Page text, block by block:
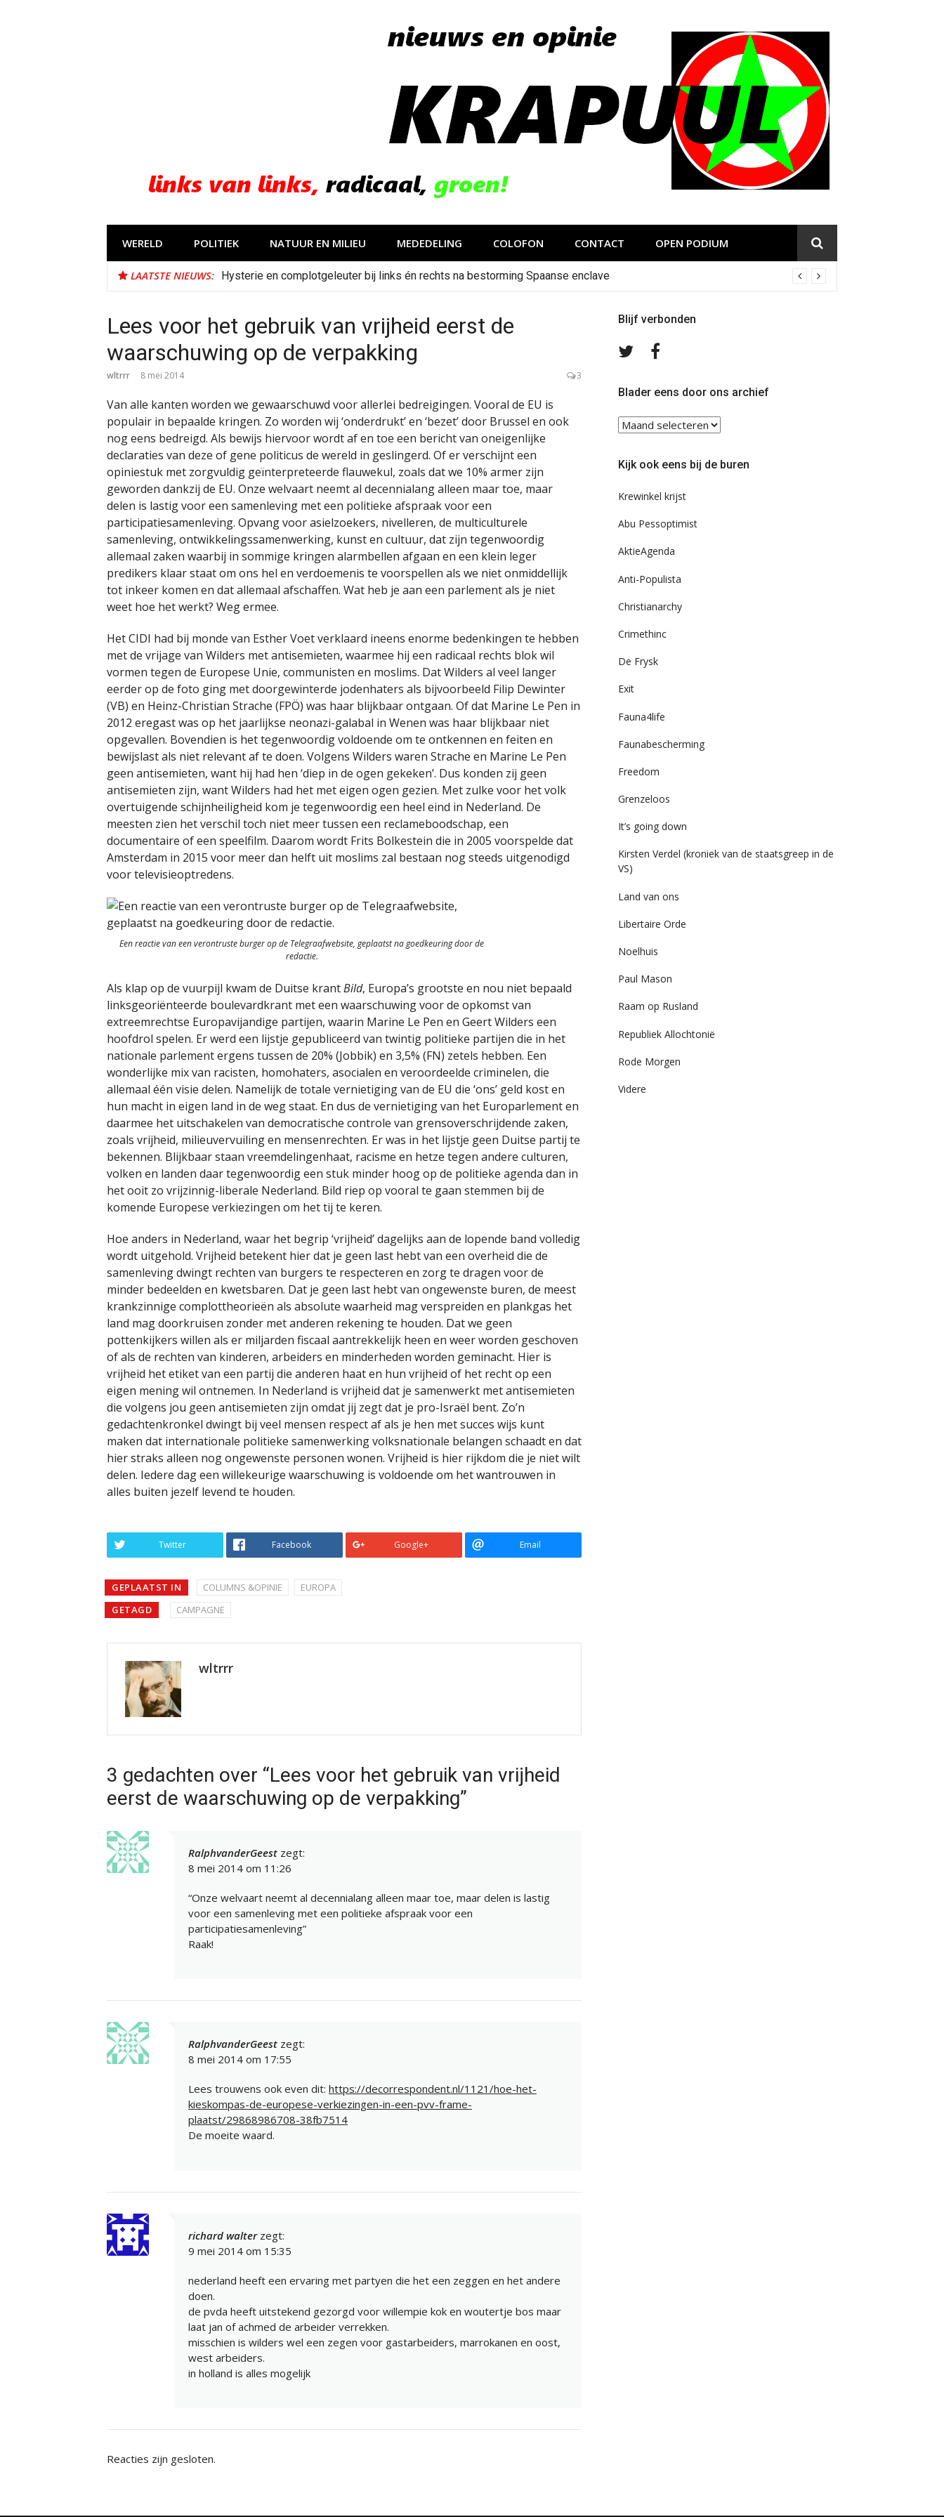
WERELD POLITIEK NATUUR EN MILIEU MEDEDELING COLOFON CONTACT OPEN PODIUM
LAATSTE NIEUWS: Hysterie en complotgeleuter bij links én rechts na bestorming Spaanse enclave
Lees voor het gebruik van vrijheid eerst de
waarschuwing op de verpakking
wltrrr 8 mei 2014 3
Van alle kanten worden we gewaarschuwd voor allerlei bedreigingen. Vooral de EU is
populair in bepaalde kringen. Zo worden wij ‘onderdrukt’ en ‘bezet’ door Brussel en ook
nog eens bedreigd. Als bewijs hiervoor wordt af en toe een bericht van oneigenlijke
declaraties van deze of gene politicus de wereld in geslingerd. Of er verschijnt een
opiniestuk met zorgvuldig geïnterpreteerde flauwekul, zoals dat we 10% armer zijn
geworden dankzij de EU. Onze welvaart neemt al decennialang alleen maar toe, maar
delen is lastig voor een samenleving met een politieke afspraak voor een
participatiesamenleving. Opvang voor asielzoekers, nivelleren, de multiculturele
samenleving, ontwikkelingssamenwerking, kunst en cultuur, dat zijn tegenwoordig
allemaal zaken waarbij in sommige kringen alarmbellen afgaan en een klein leger
predikers klaar staat om ons hel en verdoemenis te voorspellen als we niet onmiddellijk
tot inkeer komen en dat allemaal afschaffen. Wat heb je aan een parlement als je niet
weet hoe het werkt? Weg ermee.
Het CIDI had bij monde van Esther Voet verklaard ineens enorme bedenkingen te hebben
met de vrijage van Wilders met antisemieten, waarmee hij een radicaal rechts blok wil
vormen tegen de Europese Unie, communisten en moslims. Dat Wilders al veel langer
eerder op de foto ging met doorgewinterde jodenhaters als bijvoorbeeld Filip Dewinter
(VB) en Heinz-Christian Strache (FPÖ) was haar blijkbaar ontgaan. Of dat Marine Le Pen in
2012 eregast was op het jaarlijkse neonazi-galabal in Wenen was haar blijkbaar niet
opgevallen. Bovendien is het tegenwoordig voldoende om te ontkennen en feiten en
bewijslast als niet relevant af te doen. Volgens Wilders waren Strache en Marine Le Pen
geen antisemieten, want hij had hen ‘diep in de ogen gekeken’. Dus konden zij geen
antisemieten zijn, want Wilders had het met eigen ogen gezien. Met zulke voor het volk
overtuigende schijnheiligheid kom je tegenwoordig een heel eind in Nederland. De
meesten zien het verschil toch niet meer tussen een reclameboodschap, een
documentaire of een speelfilm. Daarom wordt Frits Bolkestein die in 2005 voorspelde dat
Amsterdam in 2015 voor meer dan helft uit moslims zal bestaan nog steeds uitgenodigd
voor televisieoptredens.
Een reactie van een verontruste burger op de Telegraafwebsite, geplaatst na goedkeuring door de
redactie.
Als klap op de vuurpijl kwam de Duitse krantBild, Europa’s grootste en nou niet bepaald
linksgeoriënteerde boulevardkrant met een waarschuwing voor de opkomst van
extreemrechtse Europavijandige partijen, waarin Marine Le Pen en Geert Wilders een
hoofdrol spelen. Er werd een lijstje gepubliceerd van twintig politieke partijen die in het
nationale parlement ergens tussen de 20% (Jobbik) en 3,5% (FN) zetels hebben. Een
wonderlijke mix van racisten, homohaters, asocialen en veroordeelde criminelen, die
allemaal één visie delen. Namelijk de totale vernietiging van de EU die ‘ons’ geld kost en
hun macht in eigen land in de weg staat. En dus de vernietiging van het Europarlement en
daarmee het uitschakelen van democratische controle van grensoverschrijdende zaken,
zoals vrijheid, milieuvervuiling en mensenrechten. Er was in het lijstje geen Duitse partij te
bekennen. Blijkbaar staan vreemdelingenhaat, racisme en hetze tegen andere culturen,
volken en landen daar tegenwoordig een stuk minder hoog op de politieke agenda dan in
het ooit zo vrijzinnig-liberale Nederland. Bild riep op vooral te gaan stemmen bij de
komende Europese verkiezingen om het tij te keren.
Hoe anders in Nederland, waar het begrip ‘vrijheid’ dagelijks aan de lopende band volledig
wordt uitgehold. Vrijheid betekent hier dat je geen last hebt van een overheid die de
samenleving dwingt rechten van burgers te respecteren en zorg te dragen voor de
minder bedeelden en kwetsbaren. Dat je geen last hebt van ongewenste buren, de meest
krankzinnige complottheorieën als absolute waarheid mag verspreiden en plankgas het
land mag doorkruisen zonder met anderen rekening te houden. Dat we geen
pottenkijkers willen als er miljarden fiscaal aantrekkelijk heen en weer worden geschoven
of als de rechten van kinderen, arbeiders en minderheden worden geminacht. Hier is
vrijheid het etiket van een partij die anderen haat en hun vrijheid of het recht op een
eigen mening wil ontnemen. In Nederland is vrijheid dat je samenwerkt met antisemieten
die volgens jou geen antisemieten zijn omdat jij zegt dat je pro-Israël bent. Zo’n
gedachtenkronkel dwingt bij veel mensen respect af als je hen met succes wijs kunt
maken dat internationale politieke samenwerking volksnationale belangen schaadt en dat
hier straks alleen nog ongewenste personen wonen. Vrijheid is hier rijkdom die je niet wilt
delen. Iedere dag een willekeurige waarschuwing is voldoende om het wantrouwen in
alles buiten jezelf levend te houden.
Twitter Facebook Google+ Email
GEPLAATST IN COLUMNS &OPINIE
EUROPA
GETAGD
CAMPAGNE
wltrrr
3 gedachten over “Lees voor het gebruik van vrijheid
eerst de waarschuwing op de verpakking”
RalphvanderGeest zegt:
8 mei 2014 om 11:26
“Onze welvaart neemt al decennialang alleen maar toe, maar delen is lastig
voor een samenleving met een politieke afspraak voor een
participatiesamenleving”
Raak!
RalphvanderGeest zegt:
8 mei 2014 om 17:55
Lees trouwens ook even dit: https://decorrespondent.nl/1121/hoe-het-
kieskompas-de-europese-verkiezingen-in-een-pvv-frame-
plaatst/29868986708-38fb7514
De moeite waard.
richard walter zegt:
9 mei 2014 om 15:35
nederland heeft een ervaring met partyen die het een zeggen en het andere
doen.
de pvda heeft uitstekend gezorgd voor willempie kok en woutertje bos maar
laat jan of achmed de arbeider verrekken.
misschien is wilders wel een zegen voor gastarbeiders, marrokanen en oost,
west arbeiders.
in holland is alles mogelijk
Reacties zijn gesloten.
Blijf verbonden
Volg
TwitterFacebook
Blader eens door ons archief
Blader
eens
ons
Kijk ook eens bij de buren
Krewinkel krijst
Abu Pessoptimist
AktieAgenda
Anti-Populista
Christianarchy
Crimethinc
De Frysk
Exit
Fauna4life
Faunabescherming
Freedom
Grenzeloos
It’s going down
Kirsten Verdel (kroniek van de staatsgreep in de
VS)
Land van ons
Libertaire Orde
Noelhuis
Paul Mason
Raam op Rusland
Republiek Allochtonië
Rode Morgen
Videre